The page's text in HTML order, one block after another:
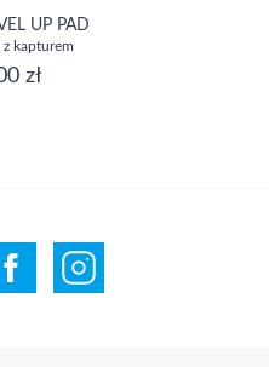
UP PAD
z kapturem
zł